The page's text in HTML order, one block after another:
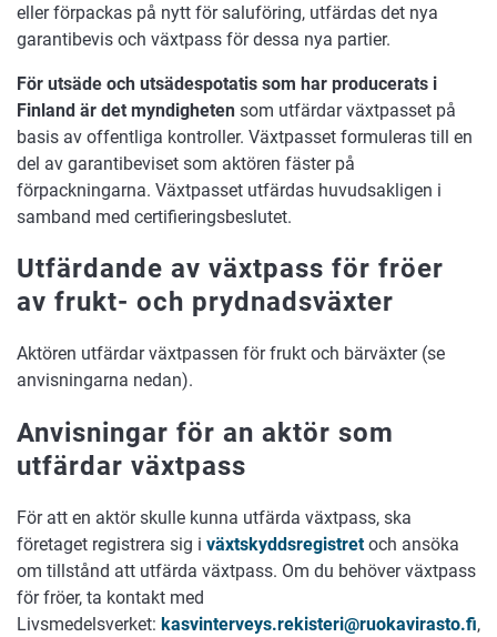
eller förpackas på nytt för saluföring, utfärdas det nya
garantibevis och växtpass för dessa nya partier.
För utsäde och utsädespotatis som har producerats i
Finland är det myndigheten som utfärdar växtpasset på
basis av offentliga kontroller. Växtpasset formuleras till en
del av garantibeviset som aktören fäster på
förpackningarna. Växtpasset utfärdas huvudsakligen i
samband med certifieringsbeslutet.
Utfärdande av växtpass för fröer
av frukt- och prydnadsväxter
Aktören utfärdar växtpassen för frukt och bärväxter (se
anvisningarna nedan).
Anvisningar för an aktör som
utfärdar växtpass
För att en aktör skulle kunna utfärda växtpass, ska
företaget registrera sig i växtskyddsregistretoch ansöka
om tillstånd att utfärda växtpass. Om du behöver växtpass
för fröer, ta kontakt med
Livsmedelsverket: kasvinterveys.rekisteri@ruokavirasto.fi,